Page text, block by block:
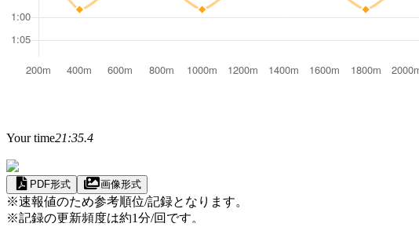
Your time21:35.4
PDF形式 画像形式
※速報値のため参考順位/記録となります。
※記録の更新頻度は約1分/回です。